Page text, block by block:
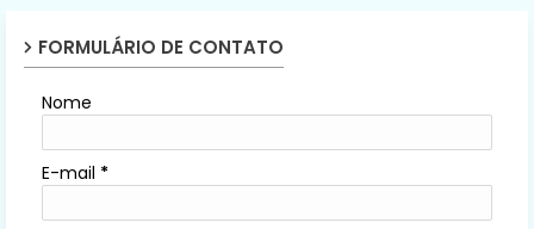
FORMULÁRIO DE CONTATO
Nome
E-mail *